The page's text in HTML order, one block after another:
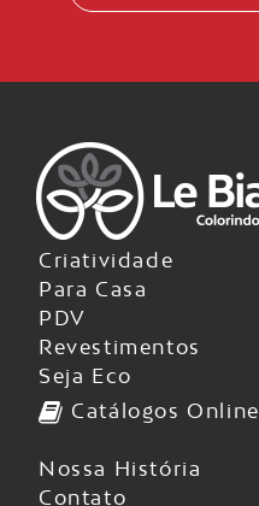
Criatividade
Para Casa
PDV
Revestimentos
Seja Eco
Catálogos Online
Nossa História
Contato